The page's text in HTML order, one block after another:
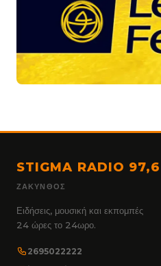
STIGMA RADIO 97,6
ΖΆΚΥΝΘΟΣ
Ειδήσεις, μουσική και εκπομπές
24 ώρες το 24ωρο.
2695022222